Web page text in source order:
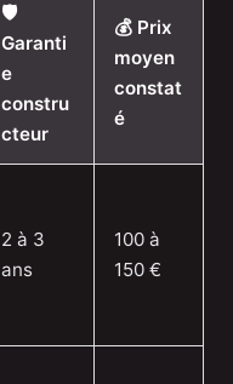
🛡️
Garanti
e
constru
cteur
💰 Prix
moyen
constat
é
2 à 3
ans
100 à
150 €